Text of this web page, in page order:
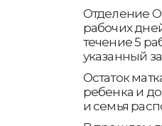
Отделение
рабочих
течение 5
указанный
Остаток
ребенка и
и семья